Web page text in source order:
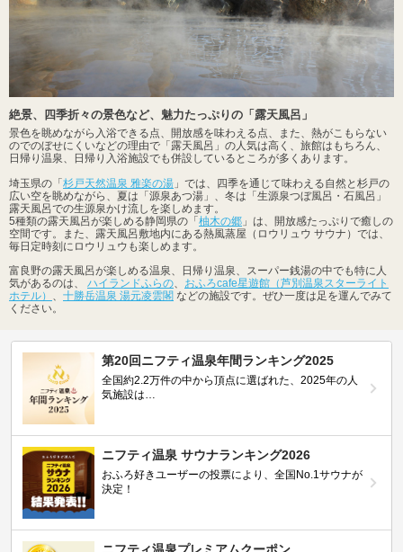
絶景、四季折々の景色など、魅力たっぷりの「露天風呂」
景色を眺めながら入浴できる点、開放感を味わえる点、また、熱がこもらない
のでのぼせにくいなどの理由で「露天風呂」の人気は高く、旅館はもちろん、
日帰り温泉、日帰り入浴施設でも併設しているところが多くあります。
埼玉県の「杉戸天然温泉 雅楽の湯 」では、四季を通じて味わえる自然と杉戸の
広い空を眺めながら、夏は「源泉あつ湯」、冬は「生源泉つぼ風呂・石風呂」
露天風呂での生源泉かけ流しを楽しめます。
5種類の露天風呂が楽しめる静岡県の「柚木の郷 」は、開放感たっぷりで癒しの
空間です。また、露天風呂敷地内にある熱風蒸屋（ロウリュウ サウナ）では、
毎日定時刻にロウリュウも楽しめます。
富良野の露天風呂が楽しめる温泉、日帰り温泉、スーパー銭湯の中でも特に人
気があるのは、 ハイランドふらの
おふろcafe星遊館（芦別温泉スターライト
ホテル）
十勝岳温泉 湯元凌雲閣 などの施設です。ぜひ一度は足を運んでみて
ください。
第20回ニフティ温泉年間ランキング2025
全国約2.2万件の中から頂点に選ばれた、2025年の人
気施設は…
ニフティ温泉 サウナランキング2026
おふろ好きユーザーの投票により、全国No.1サウナが
決定！